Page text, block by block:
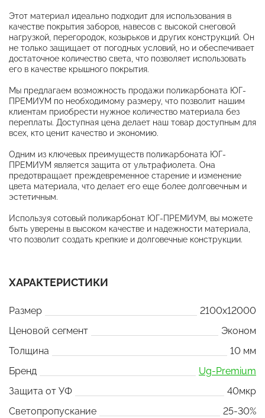
Этот материал идеально подходит для использования в
качестве покрытия заборов, навесов с высокой снеговой
нагрузкой, перегородок, козырьков и других конструкций. Он
не только защищает от погодных условий, но и обеспечивает
достаточное количество света, что позволяет использовать
его в качестве крышного покрытия.
Мы предлагаем возможность продажи поликарбоната ЮГ-
ПРЕМИУМ по необходимому размеру, что позволит нашим
клиентам приобрести нужное количество материала без
переплаты. Доступная цена делает наш товар доступным для
всех, кто ценит качество и экономию.
Одним из ключевых преимуществ поликарбоната ЮГ-
ПРЕМИУМ является защита от ультрафиолета. Она
предотвращает преждевременное старение и изменение
цвета материала, что делает его еще более долговечным и
эстетичным.
Используя сотовый поликарбонат ЮГ-ПРЕМИУМ, вы можете
быть уверены в высоком качестве и надежности материала,
что позволит создать крепкие и долговечные конструкции.
ХАРАКТЕРИСТИКИ
Размер
2100x12000
Ценовой сегмент
Эконом
Толщина
10 мм
Бренд
Ug-Premium
Защита от УФ
40мкр
Светопропускание
25-30%